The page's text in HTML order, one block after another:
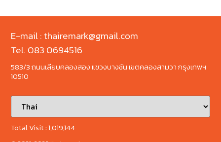
E-mail : thairemark@gmail.com
Tel. 083 0694516
583/3 ถนนเลียบคลองสอง แขวงบางชัน เขตคลองสามวา กรุงเทพฯ
10510
Total Visit :1,019,144